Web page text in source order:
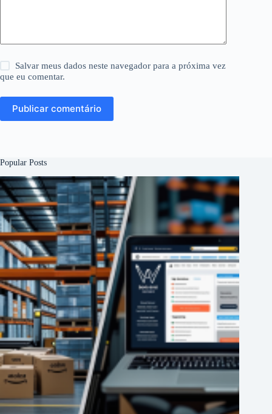
Salvar meus dados neste navegador para a próxima vez
que eu comentar.
Publicar comentário
Popular Posts